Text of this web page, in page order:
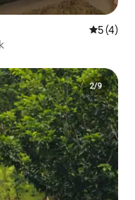
5 (4)